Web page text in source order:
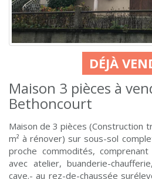
DÉJÀ
Maison 3 pièces à
Bethoncourt
Maison de 3 pièces (Construction
m² à rénover) sur sous-sol
proche commodités,
avec atelier, buanderie-
cave.- au rez-de-chaussée